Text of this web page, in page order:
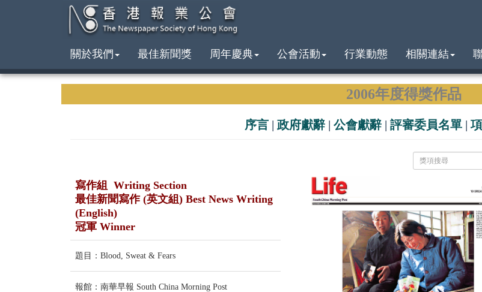
關於我們 最佳新聞獎 周年慶典 公會活動 行業動態 相關連結
2006年度得獎作品
序言 | 政府獻辭 | 公會獻辭 | 評審委員名單 |
寫作組 Writing Section
最佳新聞寫作 (英文組) Best News Writing
(English)
冠軍 Winner
題目：Blood, Sweat & Fears
報館：南華早報 South China Morning Post